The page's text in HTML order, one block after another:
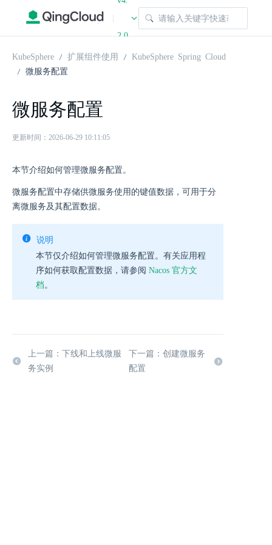
|
2.0
KubeSphere 扩展组件使用
KubeSphere Spring Cloud
微服务配置
微服务配置
更新时间：2026-06-29 10:11:05
本节介绍如何管理微服务配置。
微服务配置中存储供微服务使用的键值数据，可用于分
离微服务及其配置数据。
说明
本节仅介绍如何管理微服务配置。有关应用程
序如何获取配置数据，请参阅 Nacos 官方文
档。
上一篇：下线和上线微服
务实例
下一篇：创建微服务
配置